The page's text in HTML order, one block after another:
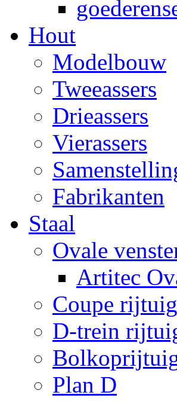
Hout
Modelbouw
Tweeassers
Drieassers
Vierassers
Fabrikanten
Staal
Ovale
Artitec
Coupe
D-trein
Plan D